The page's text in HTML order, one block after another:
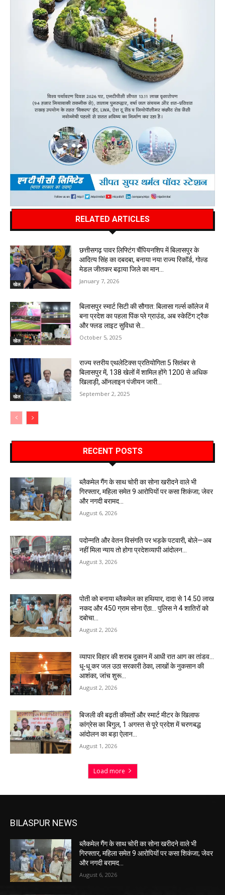
RELATED ARTICLES
खेल
छत्तीसगढ़ पावर लिफ्टिंग चैंपियनशिप में बिलासपुर के
आदित्य सिंह का दबदबा, बनाया नया राज्य रिकॉर्ड, गोल्ड
मेडल जीतकर बढ़ाया जिले का मान…
January 7, 2026
खेल
बिलासपुर स्मार्ट सिटी की सौगात: बिलासा गर्ल्स कॉलेज में
बना प्रदेश का पहला पिंक प्ले ग्राउंड, अब स्केटिंग ट्रैक
और फ्लड लाइट सुविधा से...
October 5, 2025
खेल
राज्य स्तरीय एथलेटिक्स प्रतियोगिता 5 सितंबर से
बिलासपुर में, 138 खेलों में शामिल होंगे 1200 से अधिक
खिलाड़ी, ऑनलाइन पंजीयन जारी…
September 2, 2025
RECENT POSTS
ब्लैकमेल गैंग के साथ चोरी का सोना खरीदने वाले भी
गिरफ्तार, महिला समेत 9 आरोपियों पर कसा शिकंजा; जेवर
और नगदी बरामद…
August 6, 2026
पदोन्नति और वेतन विसंगति पर भड़के पटवारी, बोले—अब
नहीं मिला न्याय तो होगा प्रदेशव्यापी आंदोलन…
August 3, 2026
पोती को बनाया ब्लैकमेल का हथियार, दादा से 14.50 लाख
नकद और 450 ग्राम सोना ऐंठा… पुलिस ने 4 शातिरों को
दबोचा…
August 2, 2026
व्यापार विहार की शराब दुकान में आधी रात आग का तांडव…
धू-धू कर जल उठा सरकारी ठेका, लाखों के नुकसान की
आशंका, जांच शुरू…
August 2, 2026
बिजली की बढ़ती कीमतों और स्मार्ट मीटर के खिलाफ
कांग्रेस का बिगुल, 1 अगस्त से पूरे प्रदेश में चरणबद्ध
आंदोलन का बड़ा ऐलान…
August 1, 2026
Load more
BILASPUR NEWS
ब्लैकमेल गैंग के साथ चोरी का सोना खरीदने वाले भी
गिरफ्तार, महिला समेत 9 आरोपियों पर कसा शिकंजा; जेवर
और नगदी बरामद…
August 6, 2026